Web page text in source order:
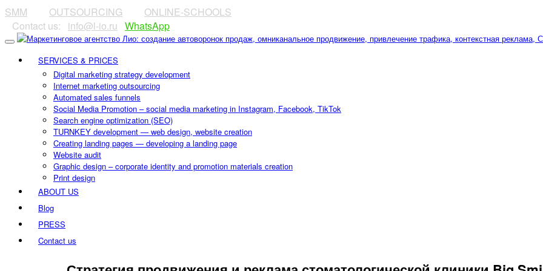
SMM OUTSOURCING
ONLINE-SCHOOLS
⠀Contact us:⠀ info@l-io.ru WhatsApp
SERVICES & PRICES
Digital marketing strategy development
Internet marketing outsourcing
Automated sales funnels
Social Media Promotion – social media marketing in Instagram, Facebook, TikTok
Search engine optimization (SEO)
TURNKEY development — web design, website creation
Creating landing pages — developing a landing page
Website audit
Graphic design – corporate identity and promotion materials creation
Print design
ABOUT US
Blog
PRESS
Contact us